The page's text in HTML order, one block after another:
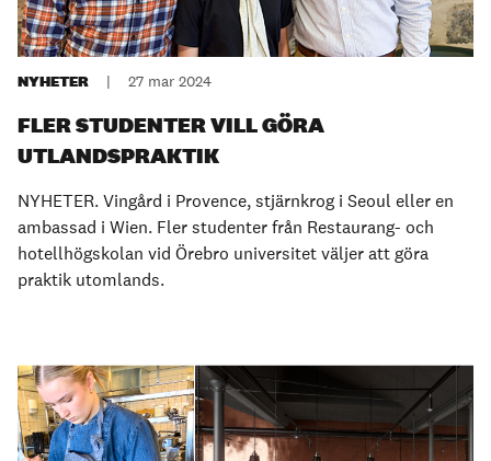
NYHETER | 27 mar 2024
FLER STUDENTER VILL GÖRA
UTLANDSPRAKTIK
NYHETER. Vingård i Provence, stjärnkrog i Seoul eller en
ambassad i Wien. Fler studenter från Restaurang- och
hotellhögskolan vid Örebro universitet väljer att göra
praktik utomlands.